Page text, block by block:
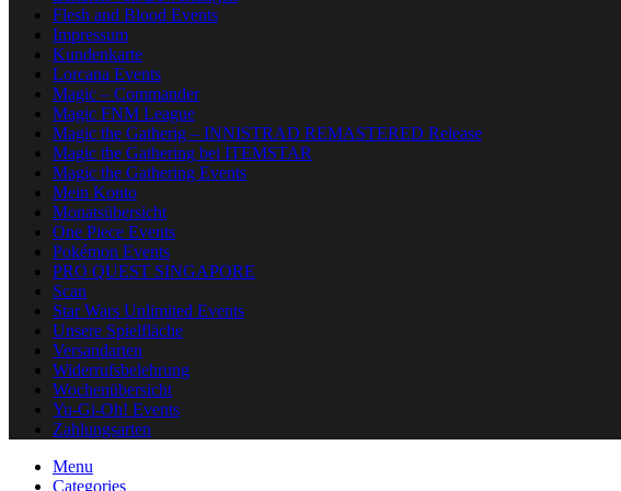
Flesh and Blood Events
Impressum
Kundenkarte
Lorcana Events
Magic – Commander
Magic FNM League
Magic the Gatherig – INNISTRAD REMASTERED Release
Magic the Gathering bei ITEMSTAR
Magic the Gathering Events
Mein Konto
Monatsübersicht
One Piece Events
Pokémon Events
PRO QUEST SINGAPORE
Scan
Star Wars Unlimited Events
Unsere Spielfläche
Versandarten
Widerrufsbelehrung
Wochenübersicht
Yu-Gi-Oh! Events
Zahlungsarten
Menu
Categories